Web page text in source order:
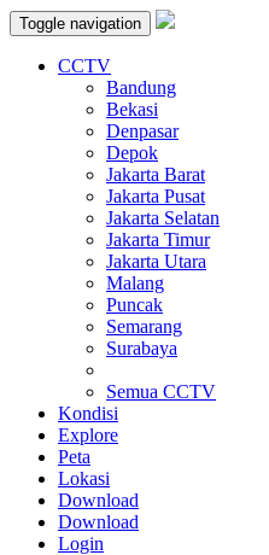
Toggle navigation
CCTV
Bandung
Bekasi
Denpasar
Depok
Jakarta Barat
Jakarta Pusat
Jakarta Selatan
Jakarta Timur
Jakarta Utara
Malang
Puncak
Semarang
Surabaya
Semua CCTV
Kondisi
Explore
Peta
Lokasi
Download
Download
Login